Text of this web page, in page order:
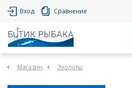
Вход Сравнение
Магазин Эхолоты